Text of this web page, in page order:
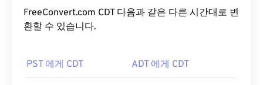
FreeConvert.com CDT 다음과 같은 다른 시간대로 변
환할 수 있습니다.
PST 에게 CDT ADT 에게 CDT